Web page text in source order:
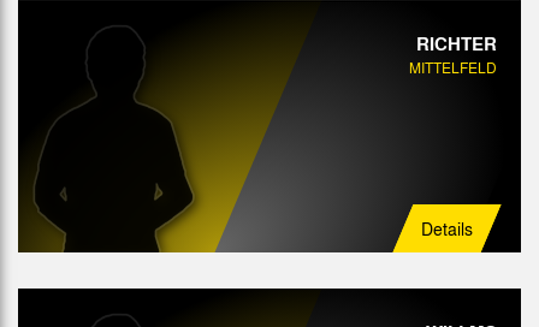
RICHTER
MITTELFELD
Details